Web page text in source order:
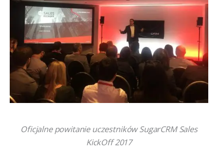
Oficjalne powitanie uczestników SugarCRM Sales
KickOff 2017